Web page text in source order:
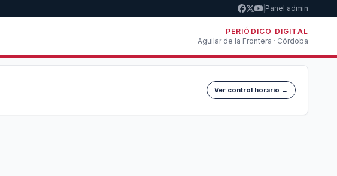
Panel admin
PERIÓDICO DIGITAL
Aguilar de la Frontera · Córdoba
Ver control horario →